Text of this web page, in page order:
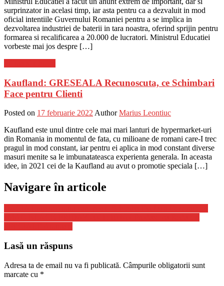
surprinzator in acelasi timp, iar asta pentru ca a dezvaluit in mod
oficial intentiile Guvernului Romaniei pentru a se implica in
dezvoltarea industriei de baterii in tara noastra, oferind sprijin pentru
formarea si recalificarea a 20.000 de lucratori. Ministrul Educatiei
vorbeste mai jos despre […]
Kaufland: GRESEALA Recunoscuta, ce Schimbari
Face pentru Clienti
Posted on 17 februarie 2022 Author Marius Leontiuc
Kaufland este unul dintre cele mai mari lanturi de hypermarket-uri
din Romania in momentul de fata, cu milioane de romani care-I trec
pragul in mod constant, iar pentru ei aplica in mod constant diverse
masuri menite sa le imbunatateasca experienta generala. In aceasta
idee, in 2021 cei de la Kaufland au avut o promotie speciala […]
Navigare în articole
Lasă un răspuns
Adresa ta de email nu va fi publicată. Câmpurile obligatorii sunt
marcate cu *